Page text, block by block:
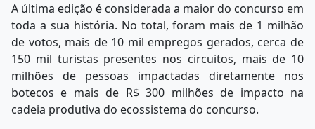
A última edição é considerada a maior do concurso em
toda a sua história. No total, foram mais de 1 milhão
de votos, mais de 10 mil empregos gerados, cerca de
150 mil turistas presentes nos circuitos, mais de 10
milhões de pessoas impactadas diretamente nos
botecos e mais de R$ 300 milhões de impacto na
cadeia produtiva do ecossistema do concurso.